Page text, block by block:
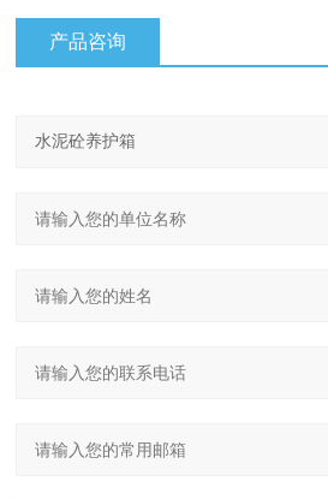
产品咨询